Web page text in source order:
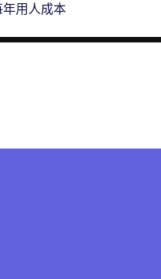
年用人成本